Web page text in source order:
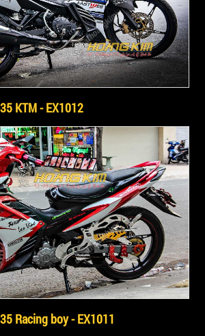
KTM - EX1012
Racing boy - EX1011